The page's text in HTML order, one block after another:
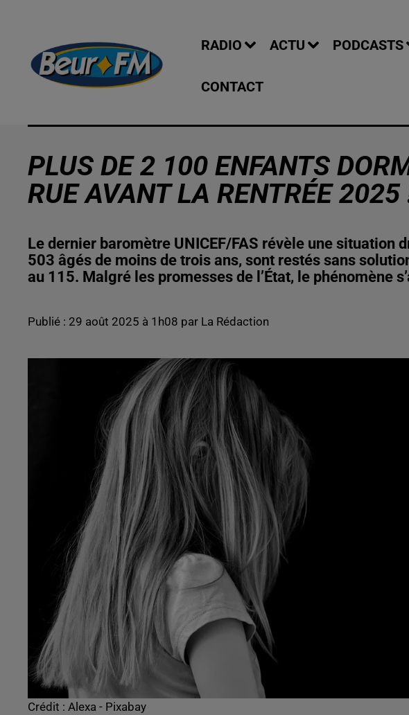
RADIO ACTU PODCASTS
CONTACT
PLUS DE 2 100 ENFANTS
RUE AVANT LA RENTRÉE 2025
Le dernier baromètre UNICEF/FAS révèle une situation
503 âgés de moins de trois ans, sont restés sans
au 115. Malgré les promesses de l’État, le phénomène
Publié : 29 août 2025 à 1h08 par La Rédaction
Crédit : Alexa - Pixabay